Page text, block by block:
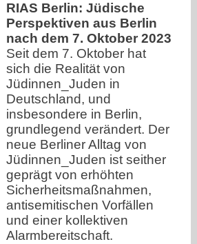
RIAS Berlin: Jüdische
Perspektiven aus Berlin
nach dem 7. Oktober 2023
Seit dem 7. Oktober hat
sich die Realität von
Jüdinnen_Juden in
Deutschland, und
insbesondere in Berlin,
grundlegend verändert. Der
neue Berliner Alltag von
Jüdinnen_Juden ist seither
geprägt von erhöhten
Sicherheitsmaßnahmen,
antisemitischen Vorfällen
und einer kollektiven
Alarmbereitschaft.